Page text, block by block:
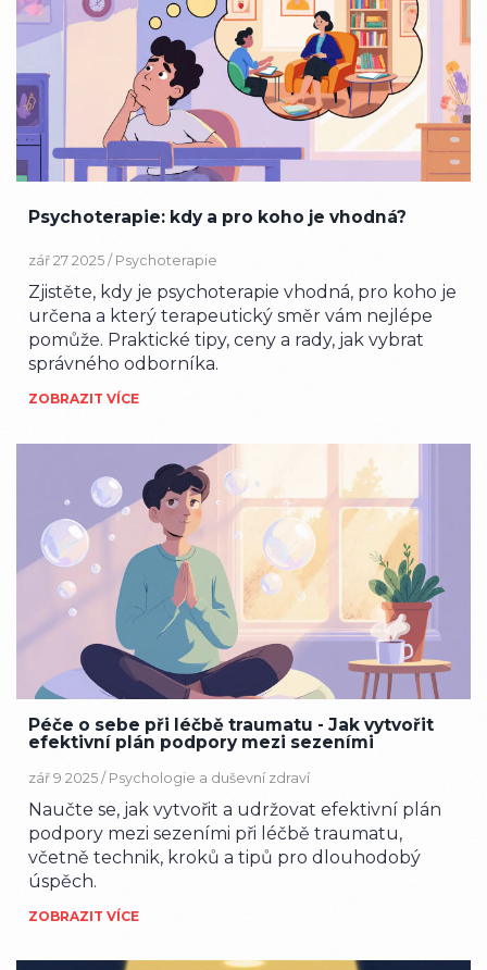
Psychoterapie: kdy a pro koho je vhodná?
zář 27 2025 / Psychoterapie
Zjistěte, kdy je psychoterapie vhodná, pro koho je
určena a který terapeutický směr vám nejlépe
pomůže. Praktické tipy, ceny a rady, jak vybrat
správného odborníka.
ZOBRAZIT VÍCE
Péče o sebe při léčbě traumatu - Jak vytvořit
efektivní plán podpory mezi sezeními
zář 9 2025 / Psychologie a duševní zdraví
Naučte se, jak vytvořit a udržovat efektivní plán
podpory mezi sezeními při léčbě traumatu,
včetně technik, kroků a tipů pro dlouhodobý
úspěch.
ZOBRAZIT VÍCE